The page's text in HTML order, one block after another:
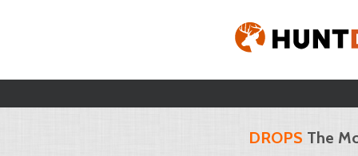
DROPS The